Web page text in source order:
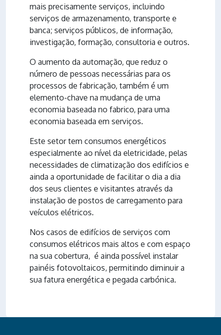
mais precisamente serviços, incluindo
serviços de armazenamento, transporte e
banca; serviços públicos, de informação,
investigação, formação, consultoria e outros.
O aumento da automação, que reduz o
número de pessoas necessárias para os
processos de fabricação, também é um
elemento-chave na mudança de uma
economia baseada no fabrico, para uma
economia baseada em serviços.
Este setor tem consumos energéticos
especialmente ao nível da eletricidade, pelas
necessidades de climatização dos edifícios e
ainda a oportunidade de facilitar o dia a dia
dos seus clientes e visitantes através da
instalação de postos de carregamento para
veículos elétricos.
Nos casos de edifícios de serviços com
consumos elétricos mais altos e com espaço
na sua cobertura, é ainda possível instalar
painéis fotovoltaicos, permitindo diminuir a
sua fatura energética e pegada carbónica.